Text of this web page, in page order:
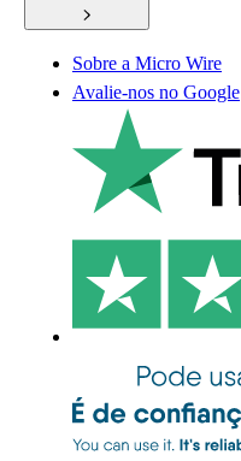
Sobre a Micro Wire
Avalie-nos no Google